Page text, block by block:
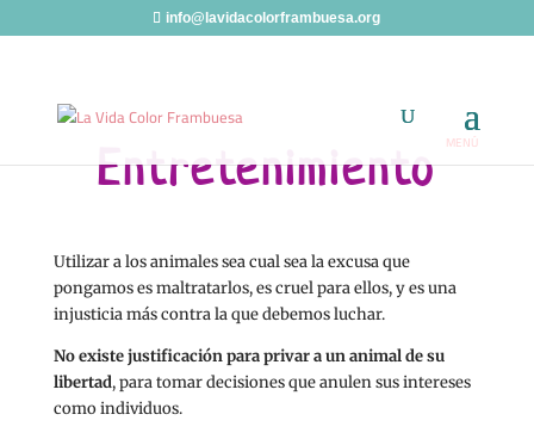
info@lavidacolorframbuesa.org
Entretenimiento
Utilizar a los animales sea cual sea la excusa que
pongamos es maltratarlos, es cruel para ellos, y es una
injusticia más contra la que debemos luchar.
No existe justificación para privar a un animal de su
libertad, para tomar decisiones que anulen sus intereses
como individuos.